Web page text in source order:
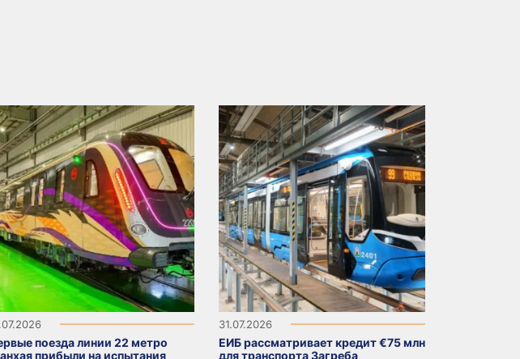
поезда линии 22 метро
прибыли на испытания
31.07.2026
ЕИБ рассматривает кредит €75 млн
для транспорта Загреба